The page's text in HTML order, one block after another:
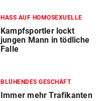
HASS AUF HOMOSEXUELLE
Kampfsportler lockt
jungen Mann in tödliche
Falle
BLÜHENDES GESCHÄFT
Immer mehr Trafikanten